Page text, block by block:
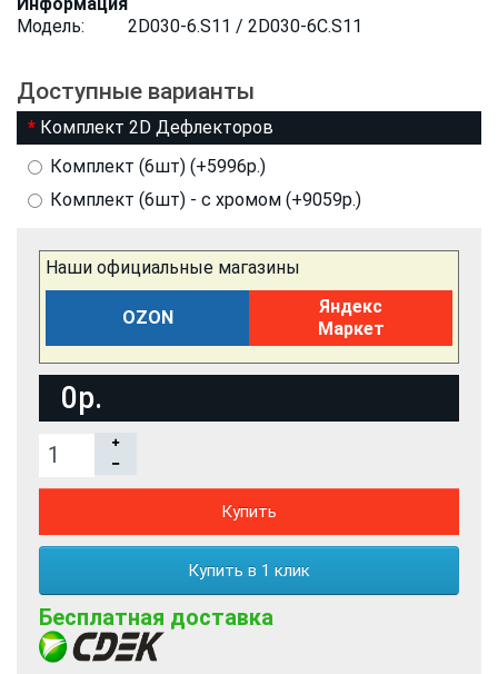
Информация
Модель:
2D030-6.S11 / 2D030-6C.S11
Доступные варианты
Комплект 2D Дефлекторов
Комплект (6шт) (+5996р.)
Комплект (6шт) - с хромом (+9059р.)
Наши официальные магазины
OZON
Яндекс
Маркет
0р.
Купить
Купить в 1 клик
Бесплатная доставка